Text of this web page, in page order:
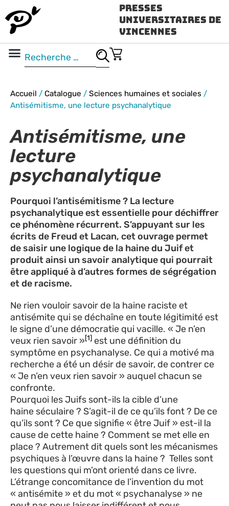
Presses
Universitaires de
Vincennes
Accueil / Catalogue / Sciences humaines et sociales /
Antisémitisme, une lecture psychanalytique
Antisémitisme, une
lecture
psychanalytique
Pourquoi l’antisémitisme ? La lecture
psychanalytique est essentielle pour déchiffrer
ce phénomène récurrent. S’appuyant sur les
écrits de Freud et Lacan, cet ouvrage permet
de saisir une logique de la haine du Juif et
produit ainsi un savoir analytique qui pourrait
être appliqué à d’autres formes de ségrégation
et de racisme.
Ne rien vouloir savoir de la haine raciste et
antisémite qui se déchaîne en toute légitimité est
le signe d’une démocratie qui vacille. « Je n’en
veux rien savoir »[1] est une définition du
symptôme en psychanalyse. Ce qui a motivé ma
recherche a été un désir de savoir, de contrer ce
« Je n’en veux rien savoir » auquel chacun se
confronte.
Pourquoi les Juifs sont-ils la cible d’une
haine séculaire ? S’agit-il de ce qu’ils font ? De ce
qu’ils sont ? Ce que signifie « être Juif » est-il la
cause de cette haine ? Comment se met elle en
place ? Autrement dit quels sont les mécanismes
psychiques à l’œuvre dans la haine ? Telles sont
les questions qui m’ont orienté dans ce livre.
L’étrange concomitance de l’invention du mot
« antisémite » et du mot « psychanalyse » ne